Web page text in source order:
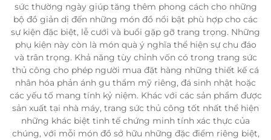
sức thường ngày giúp tăng thêm phong cách cho những
bộ đồ giản dị đến những món đồ nổi bật phù hợp cho các
sự kiện đặc biệt, lễ cưới và buổi gặp gỡ trang trọng. Những
phụ kiện này còn là món quà ý nghĩa thể hiện sự chu đáo
và trân trọng. Khả năng tùy chỉnh vốn có trong trang sức
thủ công cho phép người mua đặt hàng những thiết kế cá
nhân hóa phản ánh gu thẩm mỹ riêng, đá sinh nhật hoặc
các yếu tố mang tính kỷ niệm. Khác với các sản phẩm được
sản xuất tại nhà máy, trang sức thủ công tốt nhất thể hiện
những khác biệt tinh tế chứng minh tính xác thực của
chúng, với mỗi món đồ sở hữu những đặc điểm riêng biệt,